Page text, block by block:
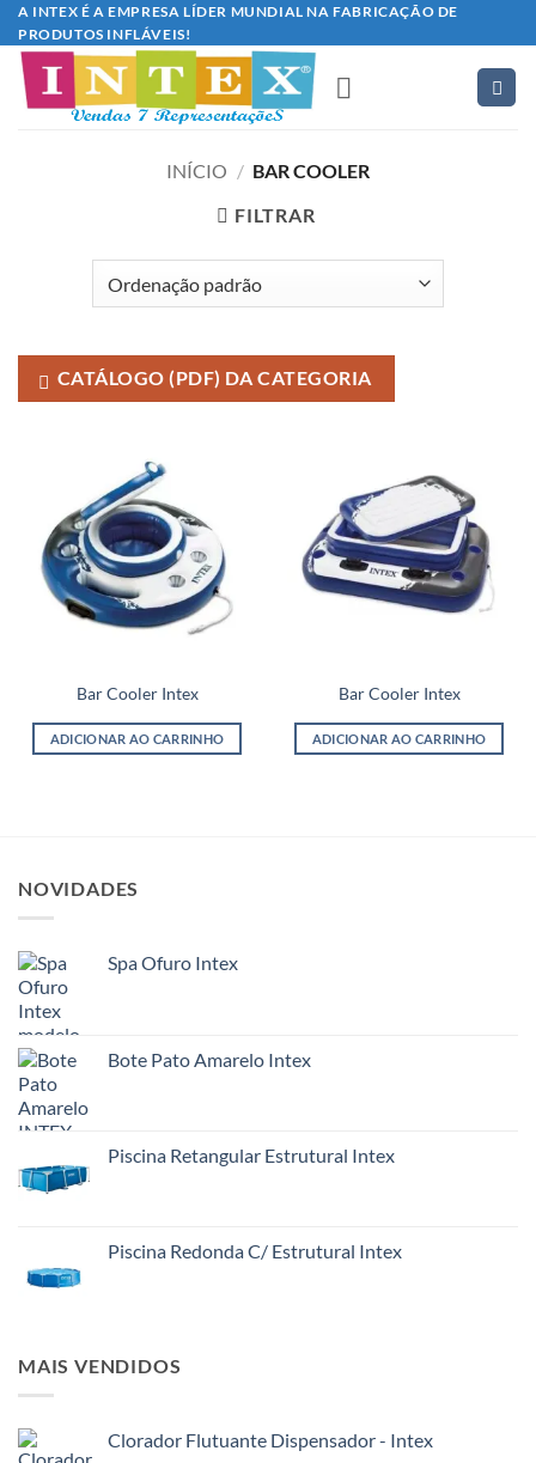
Skip
to
content
A INTEX É A EMPRESA LÍDER MUNDIAL NA FABRICAÇÃO DE
PRODUTOS INFLÁVEIS!
INÍCIO / BAR COOLER
FILTRAR
CATÁLOGO (PDF) DA CATEGORIA
Bar Cooler Intex
ADICIONAR AO CARRINHO
Bar Cooler Intex
ADICIONAR AO CARRINHO
NOVIDADES
Spa Ofuro Intex
Bote Pato Amarelo Intex
Piscina Retangular Estrutural Intex
Piscina Redonda C/ Estrutural Intex
MAIS VENDIDOS
Clorador Flutuante Dispensador - Intex